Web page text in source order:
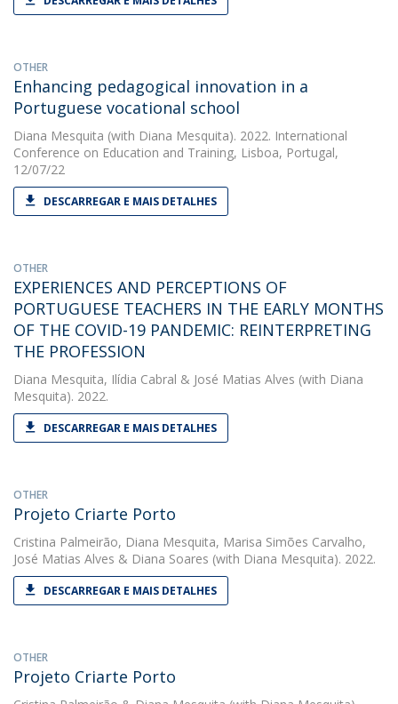
OTHER
Enhancing pedagogical innovation in a
Portuguese vocational school
Diana Mesquita (with Diana Mesquita). 2022. International
Conference on Education and Training, Lisboa, Portugal,
12/07/22
DESCARREGAR E MAIS DETALHES
OTHER
EXPERIENCES AND PERCEPTIONS OF
PORTUGUESE TEACHERS IN THE EARLY MONTHS
OF THE COVID-19 PANDEMIC: REINTERPRETING
THE PROFESSION
Diana Mesquita, Ilídia Cabral & José Matias Alves (with Diana
Mesquita). 2022.
DESCARREGAR E MAIS DETALHES
OTHER
Projeto Criarte Porto
Cristina Palmeirão, Diana Mesquita, Marisa Simões Carvalho,
José Matias Alves & Diana Soares (with Diana Mesquita). 2022.
DESCARREGAR E MAIS DETALHES
OTHER
Projeto Criarte Porto